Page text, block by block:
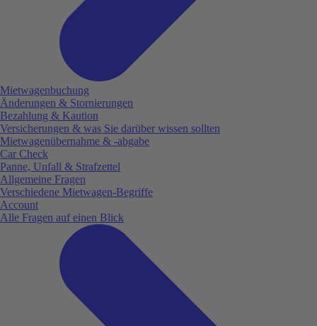
Mietwagenbuchung
Änderungen & Stornierungen
Bezahlung & Kaution
Versicherungen & was Sie darüber wissen sollten
Mietwagenübernahme & -abgabe
Car Check
Panne, Unfall & Strafzettel
Allgemeine Fragen
Verschiedene Mietwagen-Begriffe
Account
Alle Fragen auf einen Blick